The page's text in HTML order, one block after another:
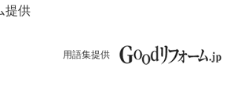
提供
用語集提供